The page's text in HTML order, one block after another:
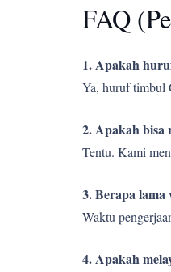
FAQ
1. Apakah
Ya, huruf timbul
2. Apakah bisa
Tentu. Kami
3. Berapa
Waktu
4. Apakah